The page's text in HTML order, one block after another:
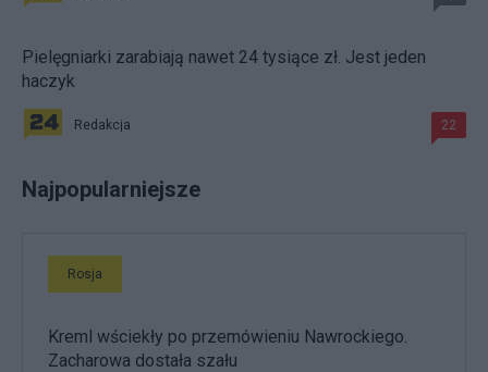
Pielęgniarki zarabiają nawet 24 tysiące zł. Jest jeden
haczyk
Redakcja 22
Najpopularniejsze
Rosja
Kreml wściekły po przemówieniu Nawrockiego.
Zacharowa dostała szału